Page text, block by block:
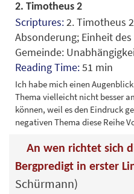
2. Timotheus 2
Scriptures:2. Timotheus
Absonderung; Einheit
Gemeinde:
Reading Time:51 min
Ich habe mich einen
Thema vielleicht nicht besser
können, weil es den Eindruck
negativen Thema diese Reihe
An wen richtet sich
Bergpredigt in erster
Schürmann)